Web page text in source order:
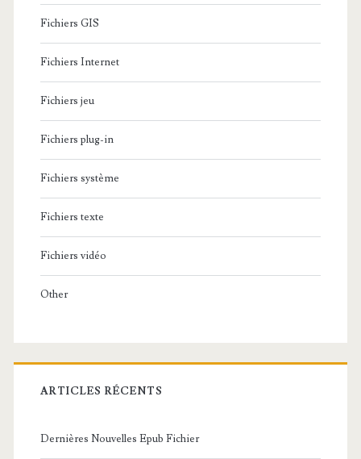
Fichiers GIS
Fichiers Internet
Fichiers jeu
Fichiers plug-in
Fichiers système
Fichiers texte
Fichiers vidéo
Other
ARTICLES RÉCENTS
Dernières Nouvelles Epub Fichier